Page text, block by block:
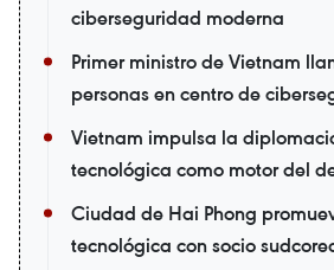
ciberseguridad moderna
Primer ministro de Vietnam
personas en centro de
Vietnam impulsa la
tecnológica como motor del
Ciudad de Hai Phong
tecnológica con socio